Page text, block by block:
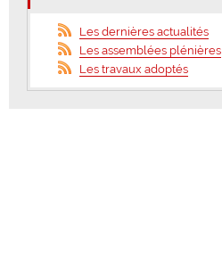
Les dernières actualités
Les assemblées plénières
Les travaux adoptés